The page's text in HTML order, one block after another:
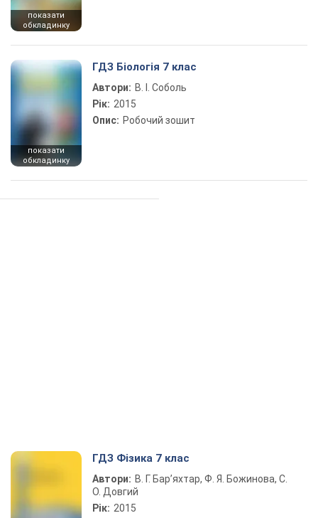
показати
обкладинку
показати
обкладинку
ГДЗ Біологія 7 клас
Автори: В. І. Соболь
Рік: 2015
Опис: Робочий зошит
ГДЗ Фізика 7 клас
Автори: В. Г. Бар’яхтар, Ф. Я. Божинова, С.
О. Довгий
Рік: 2015